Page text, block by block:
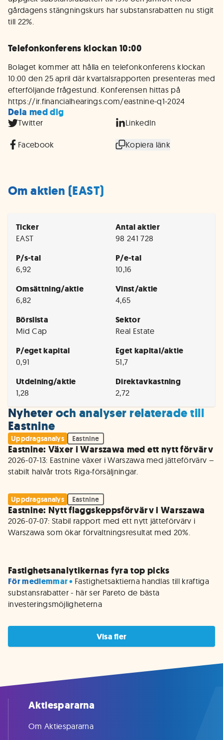
gårdagens stängningskurs har substansrabatten nu stigit
till 22%.
Telefonkonferens klockan 10:00
Bolaget kommer att hålla en telefonkonferens klockan
10:00 den 25 april där kvartalsrapporten presenteras med
efterföljande frågestund. Konferensen hittas på
https://ir.financialhearings.com/eastnine-q1-2024
Dela med dig
Twitter LinkedIn
Facebook Kopiera länk
Om aktien (EAST)
Ticker
EAST
Antal aktier
98 241 728
P/s-tal
6,92
P/e-tal
10,16
Omsättning/aktie
6,82
Vinst/aktie
4,65
Börslista
Mid Cap
Sektor
Real Estate
P/eget kapital
0,91
Eget kapital/aktie
51,7
Utdelning/aktie
1,28
Direktavkastning
2,72
Nyheter och analyser relaterade till
Eastnine
Uppdragsanalys Eastnine
Eastnine: Växer i Warszawa med ett nytt förvärv
2026-07-13: Eastnine växer i Warszawa med jätteförvärv –
Uppdragsanalys Eastnine
Eastnine: Nytt flaggskeppsförvärv i Warszawa
2026-07-07: Stabil rapport med ett nytt jätteförvärv i
Warszawa som ökar förvaltningsresultat med 20%.
Fastighetsanalytikernas fyra top picks
För medlemmar • Fastighetsaktierna handlas till kraftiga
substansrabatter - här ser Pareto de bästa
investeringsmöjligheterna
Visa fler
Aktiespararna
Om Aktiespararna